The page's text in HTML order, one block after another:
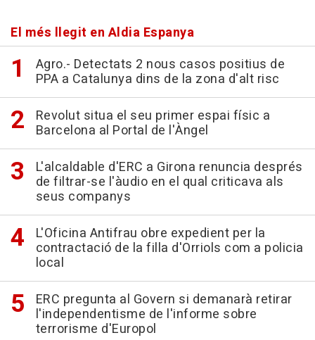
El més llegit en Aldia Espanya
Agro.- Detectats 2 nous casos positius de
PPA a Catalunya dins de la zona d'alt risc
Revolut situa el seu primer espai físic a
Barcelona al Portal de l'Àngel
L'alcaldable d'ERC a Girona renuncia després
de filtrar-se l'àudio en el qual criticava als
seus companys
L'Oficina Antifrau obre expedient per la
contractació de la filla d'Orriols com a policia
local
ERC pregunta al Govern si demanarà retirar
l'independentisme de l'informe sobre
terrorisme d'Europol